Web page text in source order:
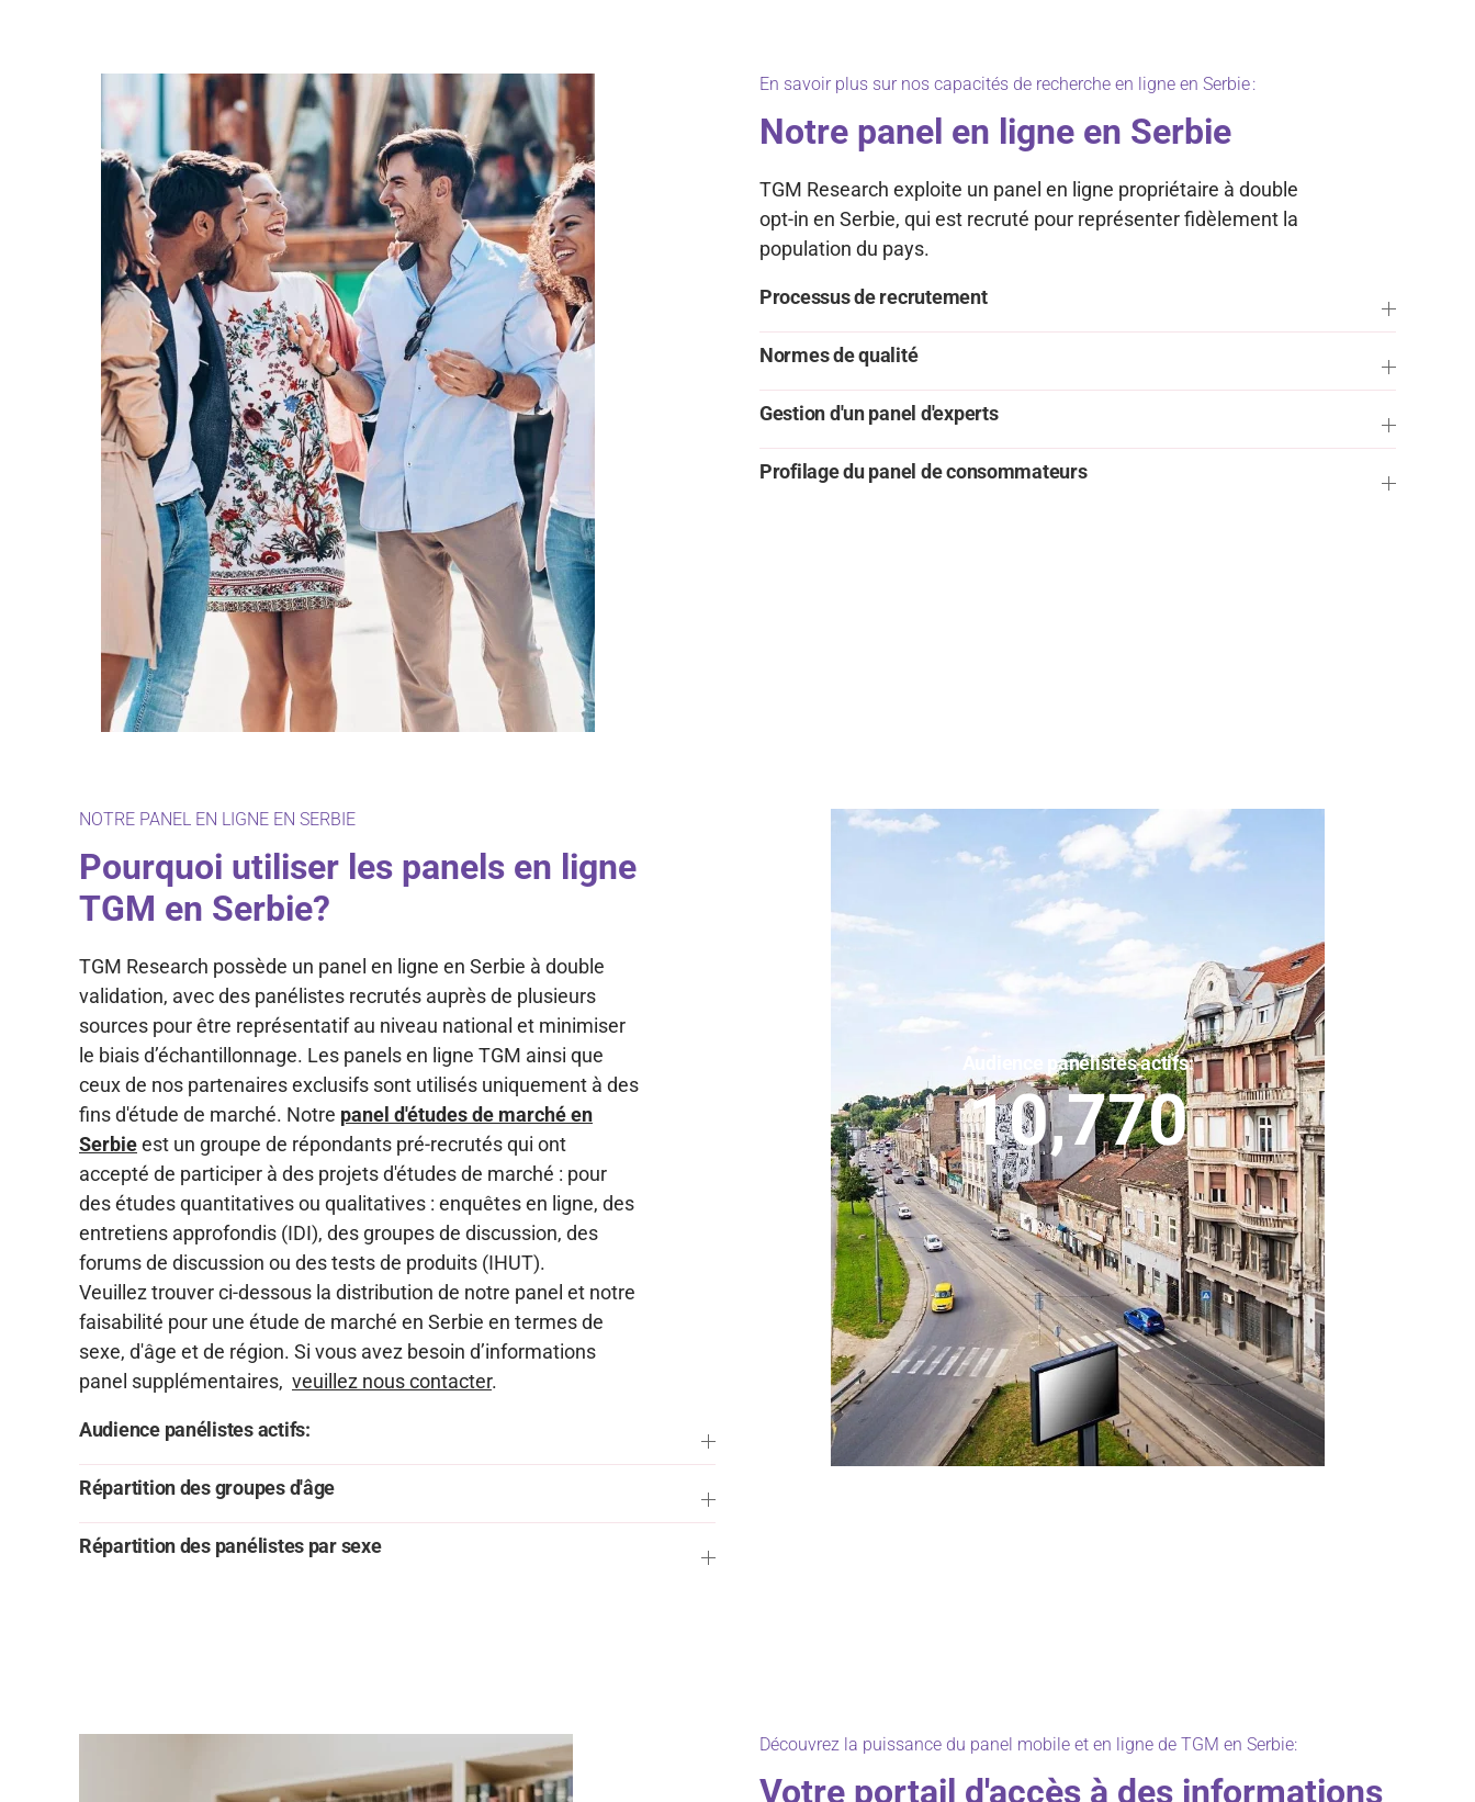
En savoir plus sur nos capacités de recherche en ligne en Serbie :
Notre panel en ligne en Serbie
TGM Research exploite un panel en ligne propriétaire à double
opt-in en Serbie, qui est recruté pour représenter fidèlement la
population du pays.
Processus de recrutement
Normes de qualité
Gestion d'un panel d'experts
Profilage du panel de consommateurs
NOTRE PANEL EN LIGNE EN SERBIE
Pourquoi utiliser les panels en ligne
TGM en Serbie?
TGM Research possède un panel en ligne en Serbie à double
validation, avec des panélistes recrutés auprès de plusieurs
sources pour être représentatif au niveau national et minimiser
le biais d’échantillonnage. Les panels en ligne TGM ainsi que
ceux de nos partenaires exclusifs sont utilisés uniquement à des
fins d'étude de marché. Notre panel d'études de marché en
Serbieest un groupe de répondants pré-recrutés qui ont
accepté de participer à des projets d'études de marché : pour
des études quantitatives ou qualitatives : enquêtes en ligne, des
entretiens approfondis (IDI), des groupes de discussion, des
forums de discussion ou des tests de produits (IHUT).
Veuillez trouver ci-dessous la distribution de notre panel et notre
faisabilité pour une étude de marché en Serbie en termes de
sexe, d'âge et de région. Si vous avez besoin d’informations
panel supplémentaires, veuillez nous contacter.
Audience panélistes actifs:
Répartition des groupes d'âge
Répartition des panélistes par sexe
Audience panélistes actifs:
10,770
Découvrez la puissance du panel mobile et en ligne de TGM en Serbie:
Votre portail d'accès à des informations